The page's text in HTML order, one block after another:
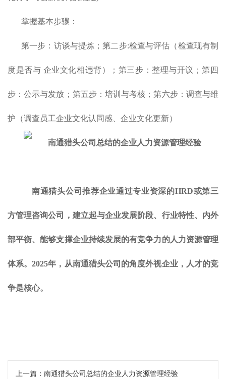
掌握基本步骤：
第一步：访谈与提炼；第二步:检查与评估（检查现有制
度是否与 企业文化相违背）；第三步：整理与开议；第四
步：公示与发放；第五步：培训与考核；第六步：调查与维
护（调查员工企业文化认同感、企业文化更新）
南通猎头公司推荐企业通过专业资深的HRD或第三
方管理咨询公司，建立起与企业发展阶段、行业特性、内外
部平衡、能够支撑企业持续发展的有竞争力的人力资源管理
体系。2025年，从南通猎头公司的角度外视企业，人才的竞
争是核心。
上一篇： 南通猎头公司总结的企业人力资源管理经验